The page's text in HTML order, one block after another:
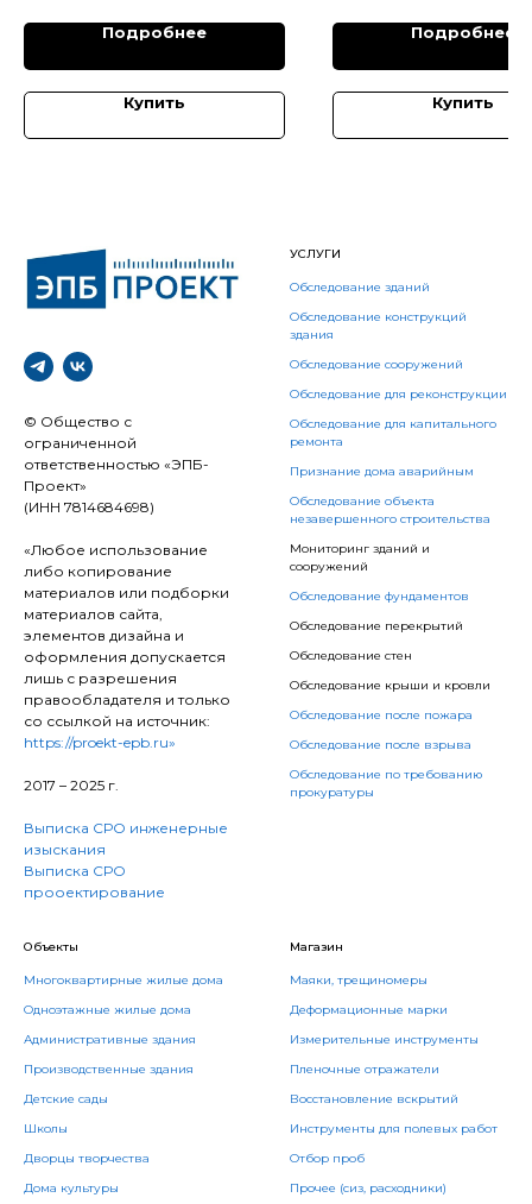
Подробнее
Купить
Подробнее
Купить
© Общество с
ограниченной
ответственностью «ЭПБ-
Проект»
(ИНН 7814684698)
«Любое использование
либо копирование
материалов или подборки
материалов сайта,
элементов дизайна и
оформления допускается
лишь с разрешения
правообладателя и только
со ссылкой на источник:
https://proekt-epb.ru»
2017 – 2025 г.
Выписка СРО инженерные
изыскания
Выписка СРО
прооектирование
УСЛУГИ
Обследование зданий
Обследование конструкций
здания
Обследование сооружений
Обследование для реконструкции
Обследование для капитального
ремонта
Признание дома аварийным
Обследование объекта
незавершенного строительства
Мониторинг зданий и
сооружений
Обследование фундаментов
Обследование перекрытий
Обследование стен
Обследование крыши и кровли
Обследование после пожара
Обследование после взрыва
Обследование по требованию
прокуратуры
Объекты
Многоквартирные жилые дома
Одноэтажные жилые дома
Административные здания
Производственные здания
Детские сады
Школы
Дворцы творчества
Дома культуры
Магазин
Маяки, трещиномеры
Деформационные марки
Измерительные инструменты
Пленочные отражатели
Восстановление вскрытий
Инструменты для полевых работ
Отбор проб
Прочее (сиз, расходники)